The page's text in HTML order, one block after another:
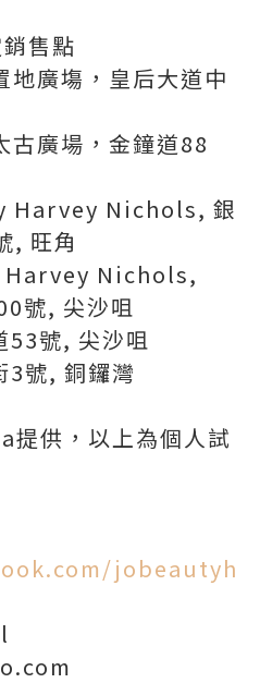
售點
廣塲，皇后大道中
廣場，金鐘道88
Harvey Nichols, 銀
, 旺角
Nichols,
號, 尖沙咀
號, 尖沙咀
號, 銅鑼灣
供，以上為個人試
jobeautyh